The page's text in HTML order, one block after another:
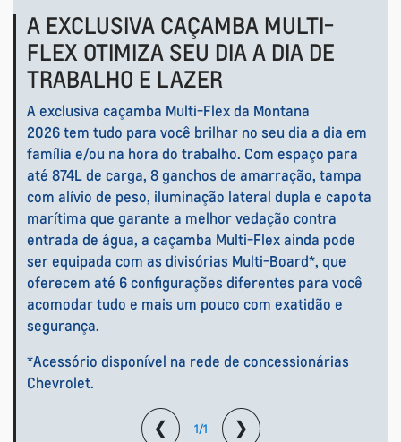
A EXCLUSIVA CAÇAMBA MULTI-
FLEX OTIMIZA SEU DIA A DIA DE
TRABALHO E LAZER
A exclusiva caçamba Multi-Flex da Montana
2026 tem tudo para você brilhar no seu dia a dia em
família e/ou na hora do trabalho. Com espaço para
até 874L de carga, 8 ganchos de amarração, tampa
com alívio de peso, iluminação lateral dupla e capota
marítima que garante a melhor vedação contra
entrada de água, a caçamba Multi-Flex ainda pode
ser equipada com as divisórias Multi-Board*, que
oferecem até 6 configurações diferentes para você
acomodar tudo e mais um pouco com exatidão e
segurança.
*Acessório disponível na rede de concessionárias
Chevrolet.
❮ 1/1 ❯